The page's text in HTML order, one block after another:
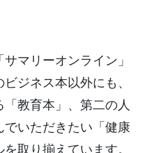
マリーオンライン」
ジネス本以外にも、
教育本」、第二の人
いただきたい「健康
取り揃えています。